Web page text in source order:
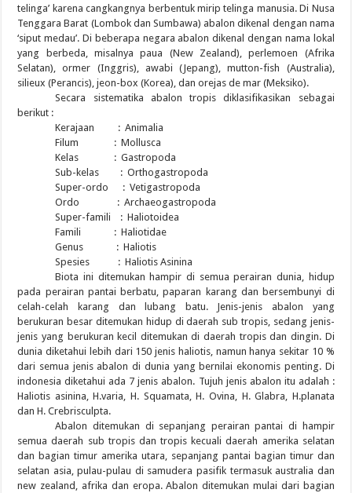
telinga’ karena cangkangnya berbentuk mirip telinga manusia. Di Nusa
Tenggara Barat (Lombok dan Sumbawa) abalon dikenal dengan nama
‘siput medau’. Di beberapa negara abalon dikenal dengan nama lokal
yang berbeda, misalnya paua (New Zealand), perlemoen (Afrika
Selatan), ormer (Inggris), awabi (Jepang), mutton-fish (Australia),
silieux (Perancis), jeon-box (Korea), dan orejas de mar (Meksiko).
Secara sistematika abalon tropis diklasifikasikan sebagai
berikut :
Kerajaan : Animalia
Filum : Mollusca
Kelas : Gastropoda
Sub-kelas : Orthogastropoda
Super-ordo : Vetigastropoda
Ordo : Archaeogastropoda
Super-famili : Haliotoidea
Famili : Haliotidae
Genus : Haliotis
Spesies : Haliotis Asinina
Biota ini ditemukan hampir di semua perairan dunia, hidup
pada perairan pantai berbatu, paparan karang dan bersembunyi di
celah-celah karang dan lubang batu. Jenis-jenis abalon yang
berukuran besar ditemukan hidup di daerah sub tropis, sedang jenis-
jenis yang berukuran kecil ditemukan di daerah tropis dan dingin. Di
dunia diketahui lebih dari 150 jenis haliotis, namun hanya sekitar 10 %
dari semua jenis abalon di dunia yang bernilai ekonomis penting. Di
indonesia diketahui ada 7 jenis abalon. Tujuh jenis abalon itu adalah :
Haliotis asinina, H.varia, H. Squamata, H. Ovina, H. Glabra, H.planata
dan H. Crebrisculpta.
Abalon ditemukan di sepanjang perairan pantai di hampir
semua daerah sub tropis dan tropis kecuali daerah amerika selatan
dan bagian timur amerika utara, sepanjang pantai bagian timur dan
selatan asia, pulau-pulau di samudera pasifik termasuk australia dan
new zealand, afrika dan eropa. Abalon ditemukan mulai dari bagian